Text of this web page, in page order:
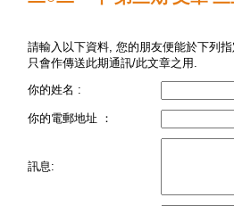
請輸入以下資料, 您的朋友便能於下列
只會作傳送此期通訊/此文章之用.
你的姓名 :
你的電郵地址 ：
訊息: